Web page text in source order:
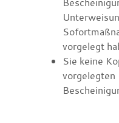
vorgelegt
Sie keine